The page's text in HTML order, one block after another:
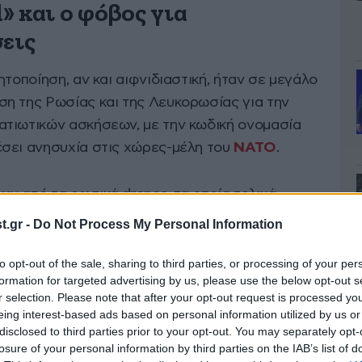
- Do Not Process My Personal Information
opt-out of the sale, sharing to third parties, or processing of your
for targeted advertising by us, please use the below opt-out
selection. Please note that after your opt-out request is processed
interest-based ads based on personal information utilized by us
to third parties prior to your opt-out. You may separately
of your personal information by third parties on the IAB’s list of
και ο φόβος για
αν και αιφνιδιαστική, ήταν σε μεγάλο
της Ρωσίας και της Λευκορωσίας για την
ασκήσεων, με την κωδική ονομασία
ανησυχία στις χώρες-μέλη του ΝΑΤΟ.
από τα ρωσικά drones, τα οποία τελικά
αεροσκάφη, μετέτρεψε την ανησυχία
‘Zapad 2025’ εδώ και πολλούς μήνες»,
Tomczyk, τονίζοντας ότι οι ασκήσεις
πάνω από 30.000 Πολωνοί και συμμαχικοί